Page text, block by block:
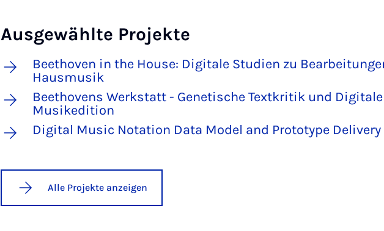
Ausgewählte Projekte
Beethoven in the House: Digitale Studien zu
Hausmusik
Beethovens Werkstatt - Genetische Textkritik und Digitale
Musikedition
Digital Music Notation Data Model and Prototype Delivery
Alle Projekte anzeigen